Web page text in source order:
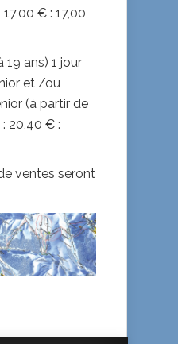
€ : 17,00
19 ans) 1 jour
et /ou
(à partir de
20,40 € :
ventes seront